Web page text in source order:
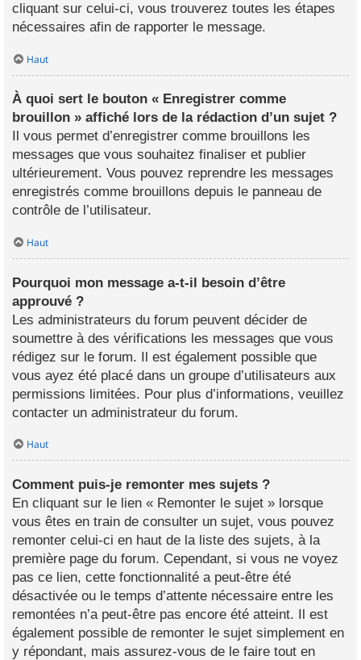
cliquant sur celui-ci, vous trouverez toutes les étapes
nécessaires afin de rapporter le message.
Haut
À quoi sert le bouton « Enregistrer comme
brouillon » affiché lors de la rédaction d’un sujet ?
Il vous permet d’enregistrer comme brouillons les
messages que vous souhaitez finaliser et publier
ultérieurement. Vous pouvez reprendre les messages
enregistrés comme brouillons depuis le panneau de
contrôle de l’utilisateur.
Haut
Pourquoi mon message a-t-il besoin d’être
approuvé ?
Les administrateurs du forum peuvent décider de
soumettre à des vérifications les messages que vous
rédigez sur le forum. Il est également possible que
vous ayez été placé dans un groupe d’utilisateurs aux
permissions limitées. Pour plus d’informations, veuillez
contacter un administrateur du forum.
Haut
Comment puis-je remonter mes sujets ?
En cliquant sur le lien « Remonter le sujet » lorsque
vous êtes en train de consulter un sujet, vous pouvez
remonter celui-ci en haut de la liste des sujets, à la
première page du forum. Cependant, si vous ne voyez
pas ce lien, cette fonctionnalité a peut-être été
désactivée ou le temps d’attente nécessaire entre les
remontées n’a peut-être pas encore été atteint. Il est
également possible de remonter le sujet simplement en
y répondant, mais assurez-vous de le faire tout en